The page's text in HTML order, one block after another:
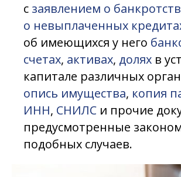
с заявлением о
о невыплаченных
об имеющихся у него
счетах, активах, долях в
капитале различных
опись имущества, копия
ИНН, СНИЛС и прочие
предусмотренные
подобных случаев.